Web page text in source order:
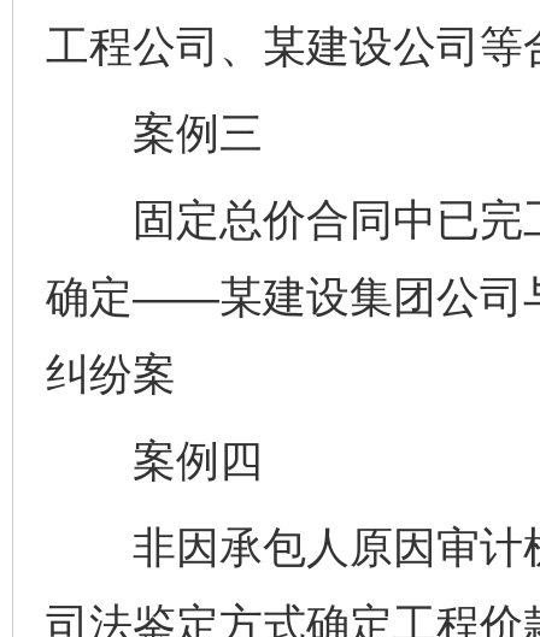
工程公司、某建设公司等
案例三
固定总价合同中已完
确定——某建设集团公司
纠纷案
案例四
非因承包人原因审计
司法鉴定方式确定工程